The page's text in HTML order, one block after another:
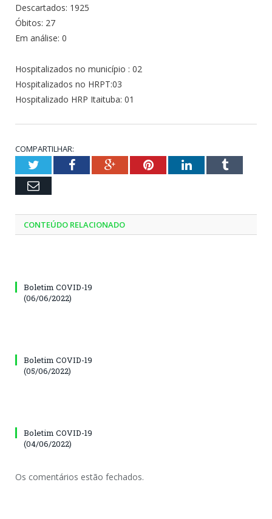
Descartados: 1925
Óbitos: 27
Em análise: 0
Hospitalizados no município : 02
Hospitalizados no HRPT:03
Hospitalizado HRP Itaituba: 01
COMPARTILHAR:
TwitterFacebookGoogle+PinterestLinkedInTumblr
Email
CONTEÚDO RELACIONADO
Boletim COVID-19
(06/06/2022)
Boletim COVID-19
(05/06/2022)
Boletim COVID-19
(04/06/2022)
Os comentários estão fechados.